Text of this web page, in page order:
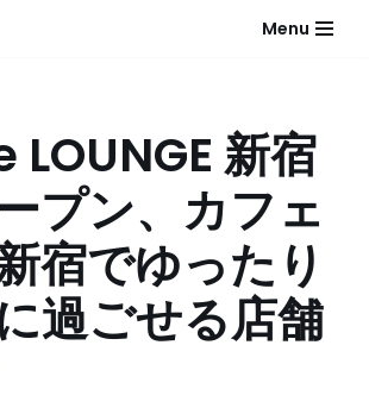
Menu
LOUNGE 新宿
プン、カフェ
宿でゆったり
過ごせる店舗